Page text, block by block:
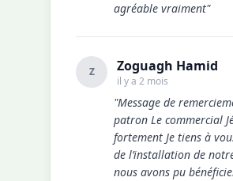
agréable vraiment"
Z Zoguagh Hamid
il y a 2 mois
"Message de
patron Le commercial
fortement Je tiens à
de l’installation de
nous avons pu